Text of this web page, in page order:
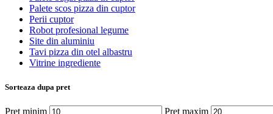
Palete scos pizza din cuptor
Perii cuptor
Robot profesional legume
Site din aluminiu
Tavi pizza din otel albastru
Vitrine ingrediente
Sorteaza dupa pret
Preț minim Preț maxim